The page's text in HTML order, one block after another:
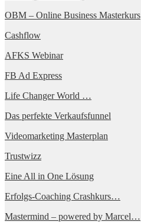
OBM – Online Business Masterkurs
Cashflow
AFKS Webinar
FB Ad Express
Life Changer World …
Das perfekte Verkaufsfunnel
Videomarketing Masterplan
Trustwizz
Eine All in One Lösung
Erfolgs-Coaching Crashkurs…
Mastermind – powered by Marcel…